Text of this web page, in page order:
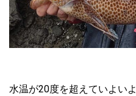
水温が20度を超えていよい